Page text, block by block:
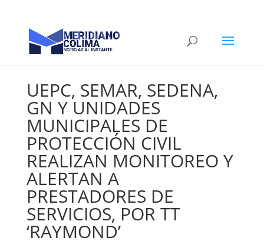
UEPC, SEMAR, SEDENA,
GN Y UNIDADES
MUNICIPALES DE
PROTECCIÓN CIVIL
REALIZAN MONITOREO Y
ALERTAN A
PRESTADORES DE
SERVICIOS, POR TT
‘RAYMOND’